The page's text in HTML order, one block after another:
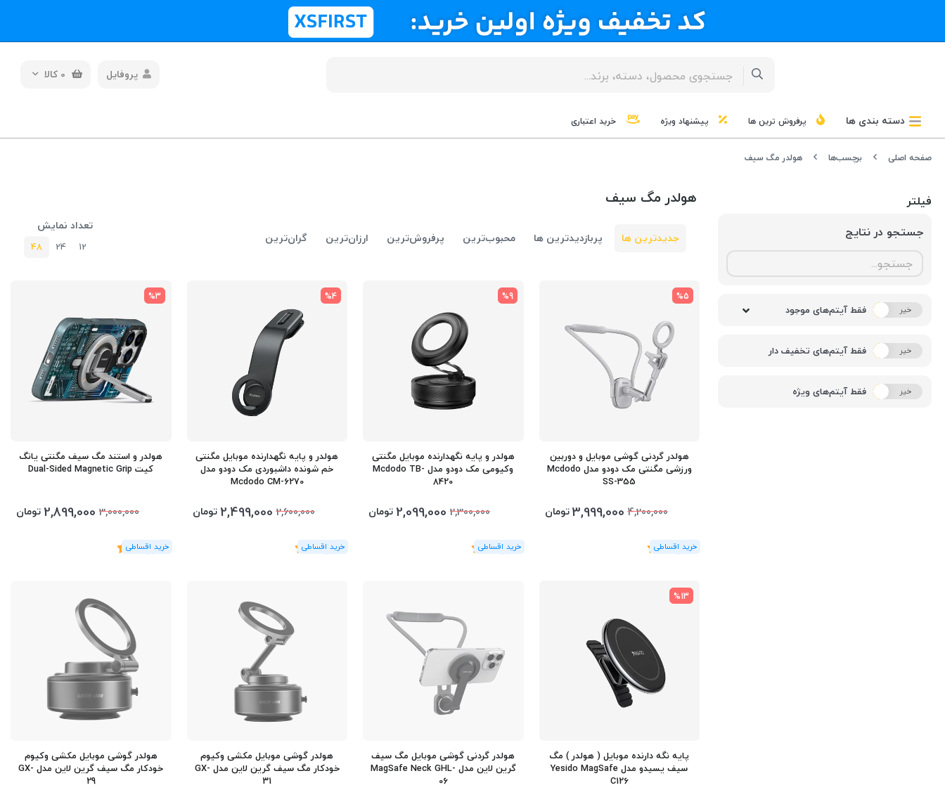
0 کالا پروفایل
دسته بندی ها پرفروش ترین ها پیشنهاد ویژه خرید اعتباری
صفحه اصلی برچسب‌ها هولدر مگ سیف
فیلتر
جستجو در نتایج
بله خیر فقط آیتم‌های موجود
بله خیر فقط آیتم‌های تخفیف دار
بله خیر فقط آیتم‌های ویژه
هولدر مگ سیف
جدیدترین ها پربازدیدترین ها محبوب‌‌ترین پرفروش‌ترین ارزان‌ترین گران‌ترین
تعداد نمایش
12
24
48
%5
هولدر گردنی گوشی موبایل و دوربین
ورزشی مگنتی مک دودو مدل Mcdodo
SS-355
4,200,000
3,999,000تومان
(1رای)
5
%9
هولدر و پایه نگهدارنده موبایل مگنتی
وکیومی مک دودو مدل Mcdodo TB-
8420
2,300,000
2,099,000 تومان
(1رای)
5
%4
هولدر و پایه نگهدارنده موبایل مگنتی
خم شونده داشبوردی مک دودو مدل
Mcdodo CM-6270
2,600,000
2,499,000 تومان
(1رای)
5
%3
هولدر و استند مگ سیف مگنتی یانگ
کیت Dual-Sided Magnetic Grip
3,000,000
2,899,000 تومان
(2 رای)
5
%13
پایه نگه دارنده موبایل ( هولدر ) مگ
سیف یسیدو مدل Yesido MagSafe
C126
هولدر گردنی گوشی موبایل مگ سیف
گرین لاین مدل MagSafe Neck GHL-
06
هولدر گوشی موبایل مکشی وکیوم
خودکار مگ سیف گرین لاین مدل GX-
31
هولدر گوشی موبایل مکشی وکیوم
خودکار مگ سیف گرین لاین مدل GX-
29